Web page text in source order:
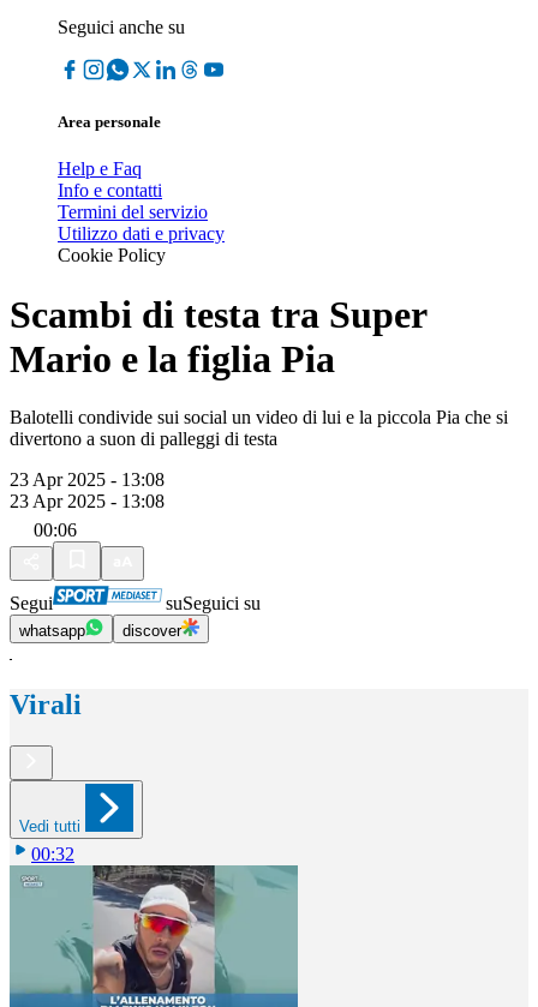
Seguici anche su
Area personale
Help e Faq
Info e contatti
Termini del servizio
Utilizzo dati e privacy
Cookie Policy
Scambi di testa tra Super
Mario e la figlia Pia
Balotelli condivide sui social un video di lui e la piccola Pia che si
divertono a suon di palleggi di testa
23 Apr 2025 - 13:08
23 Apr 2025 - 13:08
00:06
Segui suSeguici su
whatsapp discover
Virali
Vedi tutti
00:32